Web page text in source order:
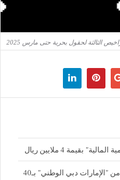
الثالثة لحقول بحرية حتى مارس 2025
بقيمة 4 ملايين ريال
"الخزامى" تحصل على تسهيلات ائتمانية من "الإمارات دبي الوطني" بـ40